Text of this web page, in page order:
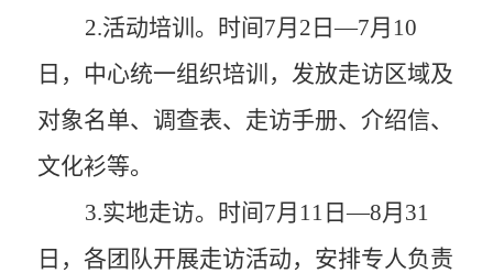
2.活动培训 。 时间7月 2 日—7月 10
日 ， 中心统一组织培训，发放走访区域及
对象名单、调查表、走访手册、介绍信、
文化衫等。
3.实地走访。 时间7月 1 1 日—8月 31
日，各团队开展走访活动，安排专人负责